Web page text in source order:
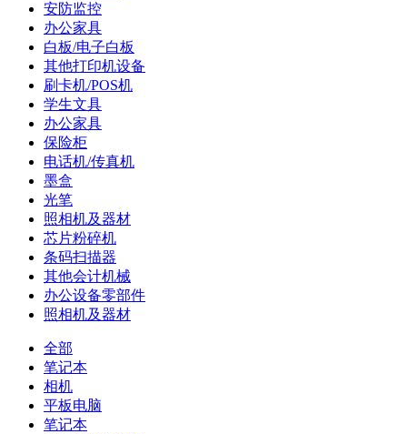
安防监控
办公家具
白板/电子白板
其他打印机设备
刷卡机/POS机
学生文具
办公家具
保险柜
电话机/传真机
墨盒
光笔
照相机及器材
芯片粉碎机
条码扫描器
其他会计机械
办公设备零部件
照相机及器材
全部
笔记本
相机
平板电脑
笔记本